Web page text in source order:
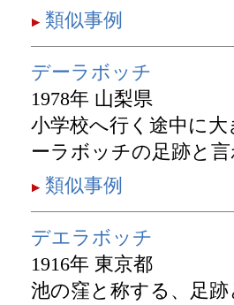
類似事例
デーラボッチ
1978年 山梨県
小学校へ行く途中に
ーラボッチの足跡と
類似事例
デエラボッチ
1916年 東京都
池の窪と称する、足